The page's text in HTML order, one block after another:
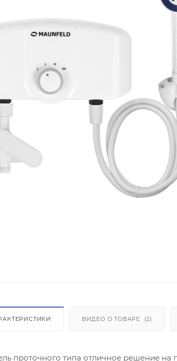
ВИДЕО О ТОВАРЕ (2)
проточного типа отличное решение